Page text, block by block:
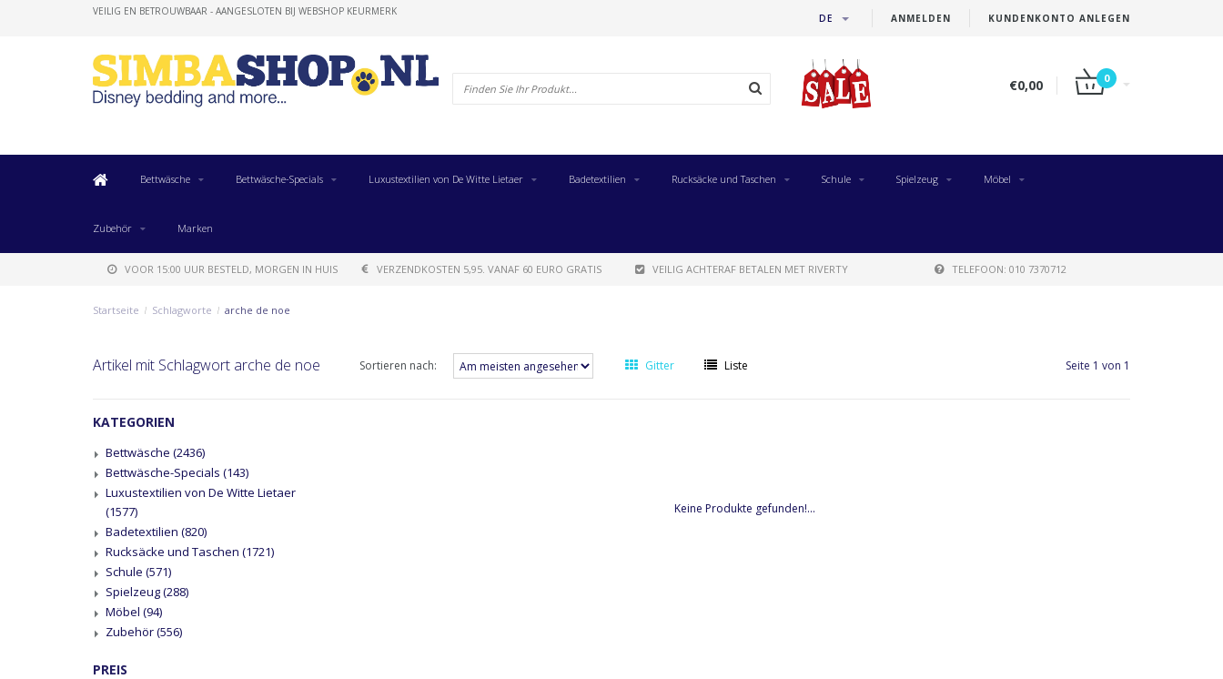
ANMELDEN KUNDENKONTO ANLEGEN
DE
VEILIG EN BETROUWBAAR - AANGESLOTEN BIJ WEBSHOP KEURMERK
€0,00 0
Bettwäsche Bettwäsche-Specials Luxustextilien von De Witte Lietaer Badetextilien Rucksäcke und Taschen Schule Spielzeug Möbel
Zubehör Marken
VOOR 15:00 UUR BESTELD, MORGEN IN HUIS VERZENDKOSTEN 5,95. VANAF 60 EURO GRATIS VEILIG ACHTERAF BETALEN MET RIVERTY TELEFOON: 010 7370712
Startseite / Schlagworte / arche de noe
Artikel mit Schlagwort arche de noe Sortieren nach: Gitter Liste Seite 1 von 1
KATEGORIEN
Bettwäsche (2436)
Bettwäsche-Specials (143)
Luxustextilien von De Witte Lietaer
(1577)
Badetextilien (820)
Rucksäcke und Taschen (1721)
Schule (571)
Spielzeug(288)
Möbel (94)
Zubehör(556)
PREIS
Keine Produkte gefunden!...